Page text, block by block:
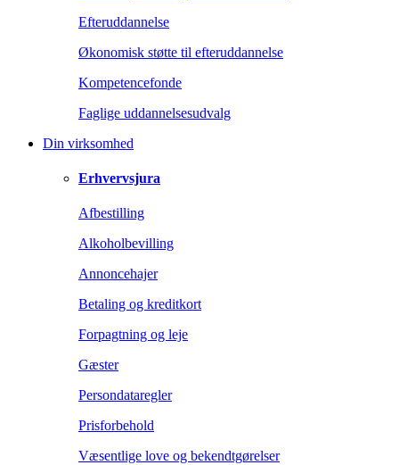
Efteruddannelse
Økonomisk støtte til efteruddannelse
Kompetencefonde
Faglige uddannelsesudvalg
Din virksomhed
Erhvervsjura
Afbestilling
Alkoholbevilling
Annoncehajer
Betaling og kreditkort
Forpagtning og leje
Gæster
Persondataregler
Prisforbehold
Væsentlige love og bekendtgørelser